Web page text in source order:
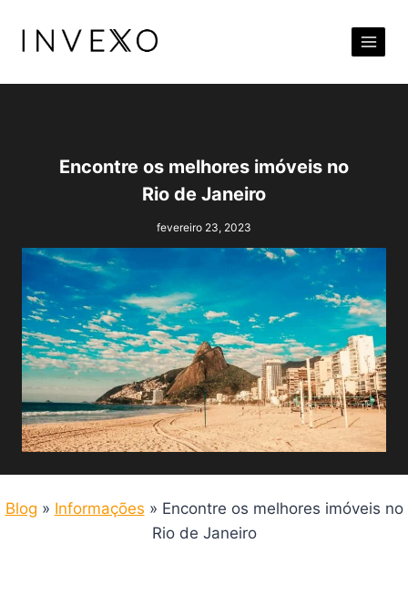
para
Conteúdo
Encontre os melhores imóveis no
Rio de Janeiro
fevereiro 23, 2023
Blog » Informações » Encontre os melhores imóveis no
Rio de Janeiro